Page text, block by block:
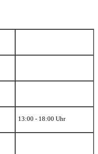
13:00 - 18:00 Uhr